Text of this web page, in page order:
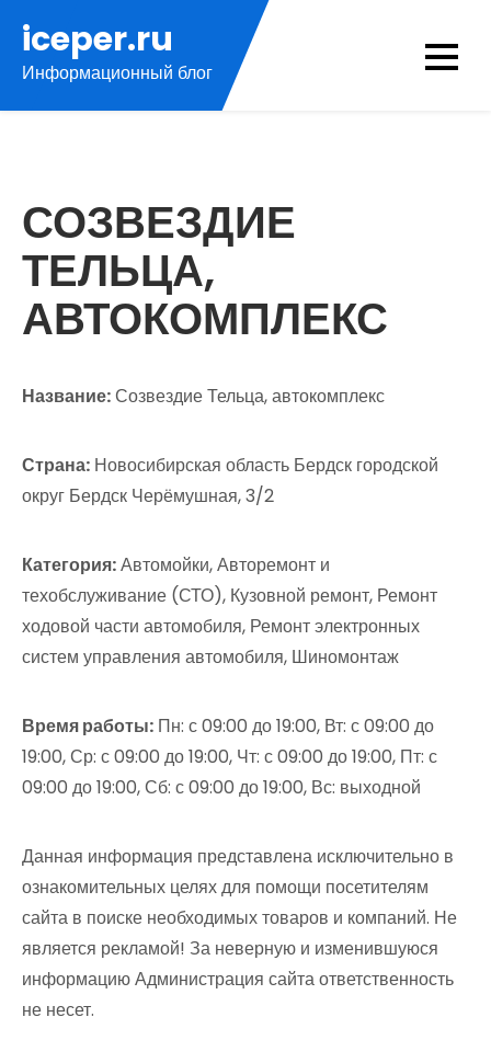
содержимому
iceper.ru
Информационный блог
СОЗВЕЗДИЕ
ТЕЛЬЦА,
АВТОКОМПЛЕКС
Название:Созвездие Тельца, автокомплекс
Страна: Новосибирская область Бердск городской
округ Бердск Черёмушная, 3/2
Категория:Автомойки, Авторемонт и
техобслуживание (СТО), Кузовной ремонт, Ремонт
ходовой части автомобиля, Ремонт электронных
систем управления автомобиля, Шиномонтаж
Время работы: Пн: с 09:00 до 19:00, Вт: с 09:00 до
19:00, Ср: с 09:00 до 19:00, Чт: с 09:00 до 19:00, Пт: с
09:00 до 19:00, Сб: с 09:00 до 19:00, Вс: выходной
Данная информация представлена исключительно в
ознакомительных целях для помощи посетителям
сайта в поиске необходимых товаров и компаний. Не
является рекламой! За неверную и изменившуюся
информацию Администрация сайта ответственность
не несет.